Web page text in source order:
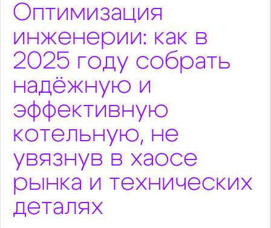
Оптимизация
инженерии: как в
2025 году собрать
надёжную и
эффективную
котельную, не
увязнув в хаосе
рынка и технических
деталях